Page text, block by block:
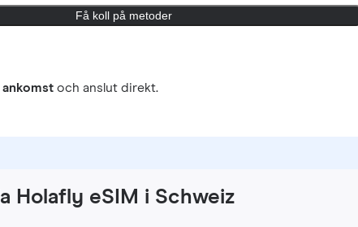
Få koll på metoder
ankomst och anslut direkt.
Holafly eSIM i Schweiz